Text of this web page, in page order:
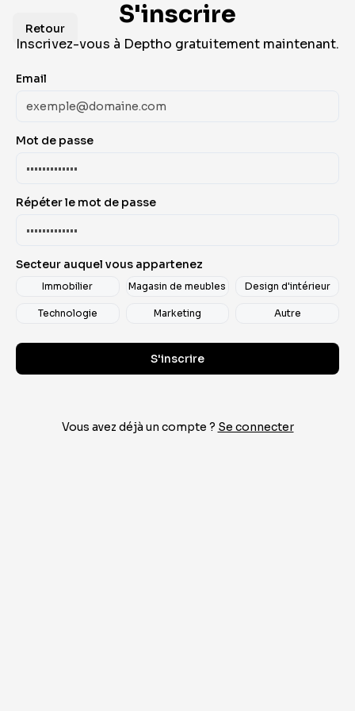
Retour S'inscrire
Inscrivez-vous à Deptho gratuitement maintenant.
Email
Mot de passe
Répéter le mot de passe
Secteur auquel vous appartenez
Immobilier Magasin de meubles Design d'intérieur
Technologie Marketing Autre
S'inscrire
Vous avez déjà un compte ? Se connecter